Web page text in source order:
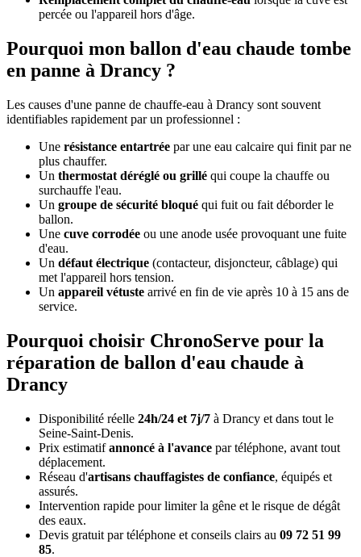
percée ou l'appareil hors d'âge.
Pourquoi mon ballon d'eau chaude tombe
en panne à Drancy ?
Les causes d'une panne de chauffe-eau à Drancy sont souvent
identifiables rapidement par un professionnel :
Une résistance entartrée par une eau calcaire qui finit par ne
plus chauffer.
Un thermostat déréglé ou grillé qui coupe la chauffe ou
surchauffe l'eau.
Un groupe de sécurité bloqué qui fuit ou fait déborder le
ballon.
Une cuve corrodée ou une anode usée provoquant une fuite
d'eau.
Un défaut électrique (contacteur, disjoncteur, câblage) qui
met l'appareil hors tension.
Un appareil vétuste arrivé en fin de vie après 10 à 15 ans de
service.
Pourquoi choisir ChronoServe pour la
réparation de ballon d'eau chaude à
Drancy
Disponibilité réelle 24h/24 et 7j/7 à Drancy et dans tout le
Seine-Saint-Denis.
Prix estimatifannoncé à l'avance par téléphone, avant tout
déplacement.
Réseau d'artisans chauffagistes de confiance, équipés et
assurés.
Intervention rapide pour limiter la gêne et le risque de dégât
des eaux.
Devis gratuit par téléphone et conseils clairs au 09 72 51 99
85.